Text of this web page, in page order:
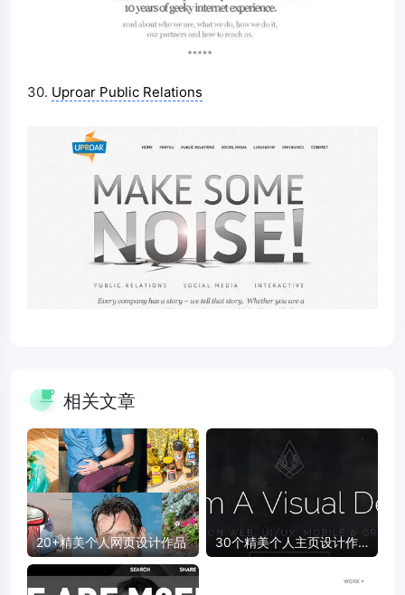
30. Uproar Public Relations
相关文章
20+精美个人网页设计作品
30个精美个人主页设计作
品实际案例欣赏